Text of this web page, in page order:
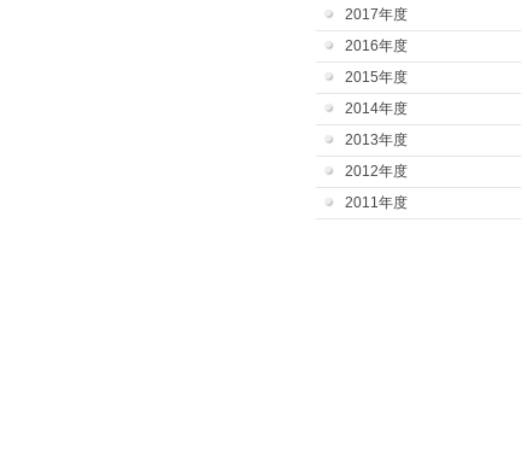
2017年度
2016年度
2015年度
2014年度
2013年度
2012年度
2011年度